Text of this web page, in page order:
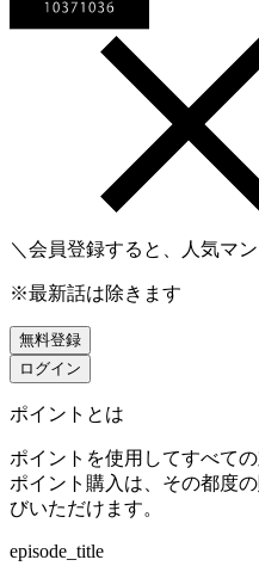
＼会員登録すると、人気マ
※最新話は除きます
無料登録
ログイン
ポイントとは
ポイントを使用してすべて
ポイント購入は、その都度
びいただけます。
episode_title